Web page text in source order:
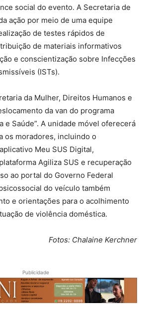
social do evento. A Secretaria de
ação por meio de uma equipe
de testes rápidos de
de materiais informativos
e conscientização sobre Infecções
(ISTs).
da Mulher, Direitos Humanos e
da van do programa
e Saúde”. A unidade móvel oferecerá
os moradores, incluindo o
Meu SUS Digital,
Agiliza SUS e recuperação
ao portal do Governo Federal
do veículo também
e orientações para o acolhimento
de violência doméstica.
Fotos: Chalaine Kerchner
Publicidade